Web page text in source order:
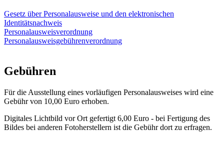
Gesetz über Personalausweise und den elektronischen
Identitätsnachweis
Personalausweisverordnung
Personalausweisgebührenverordnung
Gebühren
Für die Ausstellung eines vorläufigen Personalausweises wird eine
Gebühr von 10,00 Euro erhoben.
Digitales Lichtbild vor Ort gefertigt 6,00 Euro - bei Fertigung des
Bildes bei anderen Fotoherstellern ist die Gebühr dort zu erfragen.